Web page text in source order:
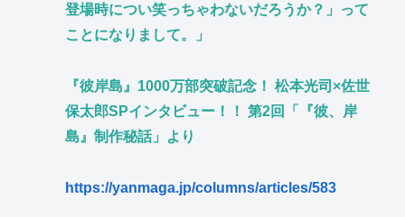
登場時につい笑っちゃわないだろうか？」って
ことになりまして。」
『彼岸島』1000万部突破記念！ 松本光司×佐世
保太郎SPインタビュー！！ 第2回「『彼、岸
島』制作秘話」より
https://yanmaga.jp/columns/articles/583